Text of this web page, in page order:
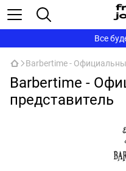
Все
Barbertime -
Barbertime -
представитель